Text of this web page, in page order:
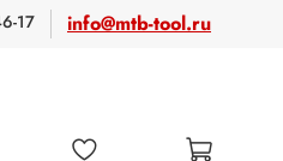
17 info@mtb-tool.ru